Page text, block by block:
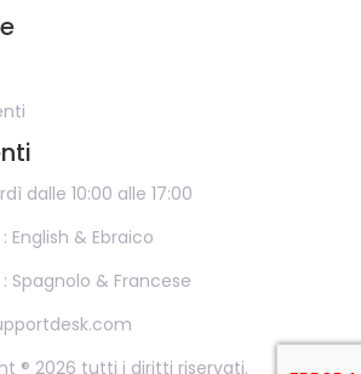
dalle 10:00 alle 17:00
English & Ebraico
Spagnolo & Francese
® 2026 tutti i diritti riservati.